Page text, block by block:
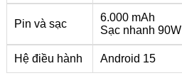
Pin và sạc
6.000 mAh
Sạc nhanh 90W
Hệ điều hành Android 15